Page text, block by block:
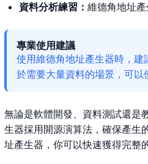
資料分析練習： 維德角地址
專業使用建議
使用維德角地址產生器時，
於需要大量資料的場景，可以
無論是軟體開發、資料測試還是
生器採用開源演算法，確保產生
址產生器，你可以快速獲得完整